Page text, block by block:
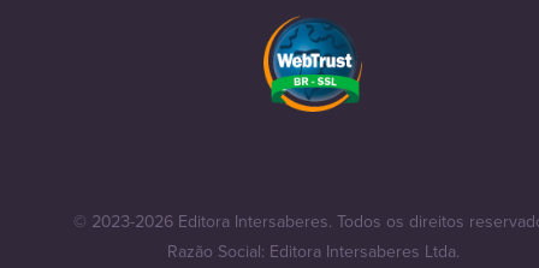
© 2023-2026 Editora Intersaberes. Todos os direitos
Razão Social: Editora Intersaberes Ltda.